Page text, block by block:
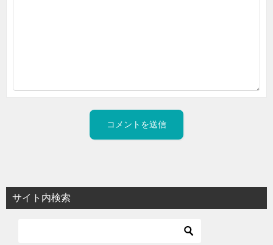
サイト内検索